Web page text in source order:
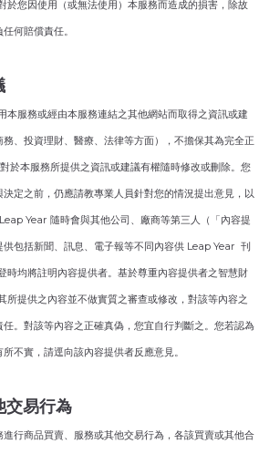
於您因使用（或無法使用）本服務而造成的損害，除故
何賠償責任。
本服務或經由本服務連結之其他網站而取得之資訊或建
、投資理財、醫療、法律等方面），不擔保其為完全正
於本服務所提供之資訊或建議有權隨時修改或刪除。您
定之前，仍應請教專業人員針對您的情況提出意見，以
Year 隨時會與其他公司、廠商等第三人（「內容提
供包括新聞、訊息、電子報等不同內容供 Leap Year 刊
時均將註明內容提供者。基於尊重內容提供者之智慧財
所提供之內容並不做實質之審查或修改，對該等內容之
。對該等內容之正確真偽，您宜自行判斷之。您若認為
不實，請逕向該內容提供者反應意見。
交易行為
進行商品買賣、服務或其他交易行為，各該買賣或其他合